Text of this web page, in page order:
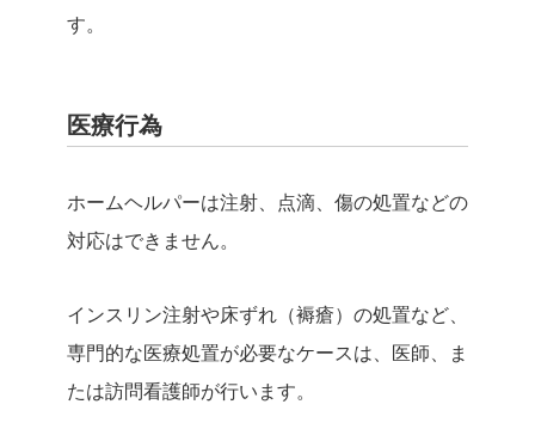
す。
医療行為
ホームヘルパーは注射、点滴、傷の処置などの
対応はできません。
インスリン注射や床ずれ（褥瘡）の処置など、
専門的な医療処置が必要なケースは、医師、ま
たは訪問看護師が行います。